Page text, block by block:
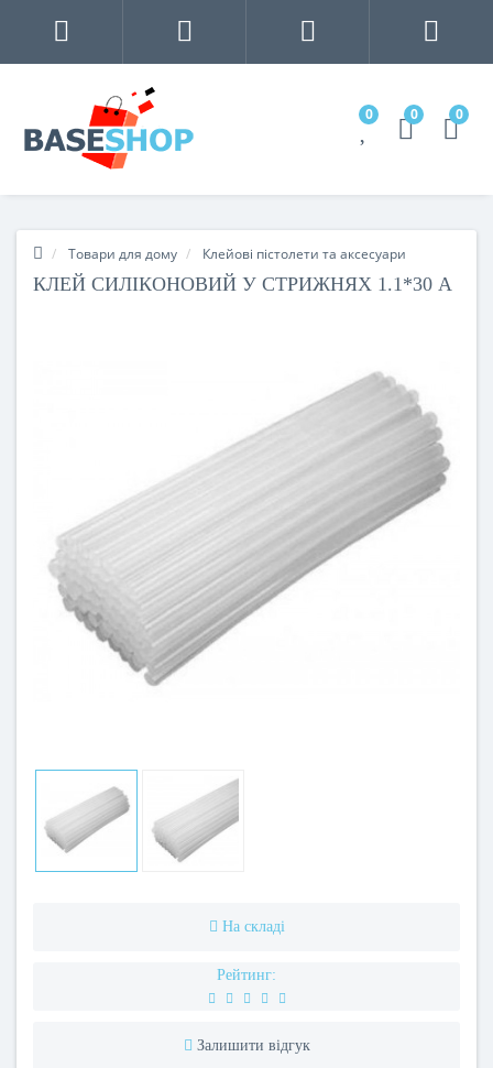
0 0 0
Товари для дому Клейові пістолети та аксесуари
КЛЕЙ СИЛІКОНОВИЙ У СТРИЖНЯХ 1.1*30 A
На складі
Рейтинг:
Залишити відгук